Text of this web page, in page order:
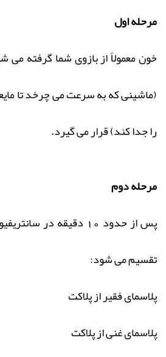
مرحله اول
خون معمولاً از بازوی شما گرفته می
(ماشینی که به سرعت می چرخد تا
را جدا کند) قرار می گیرد.
مرحله دوم
پس از حدود 10 دقیقه در
تقسیم می شود:
پلاسمای فقیر از پلاکت
پلاسمای غنی از پلاکت